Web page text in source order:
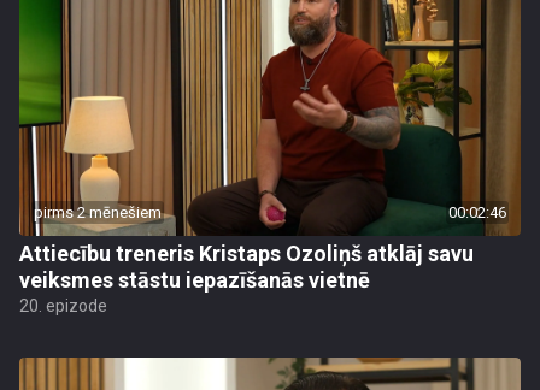
pirms 2 mēnešiem 00:02:46
Attiecību treneris Kristaps Ozoliņš atklāj savu
veiksmes stāstu iepazīšanās vietnē
20. epizode